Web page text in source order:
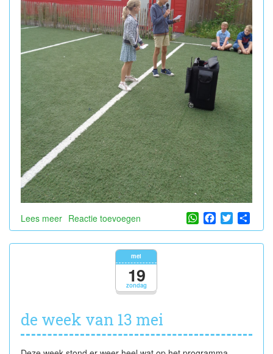
Lees meer over
we
gaan
Reactie toevoegen WhatsApp
Facebook
Twitter
zondag
mei
19
de week van 13 mei